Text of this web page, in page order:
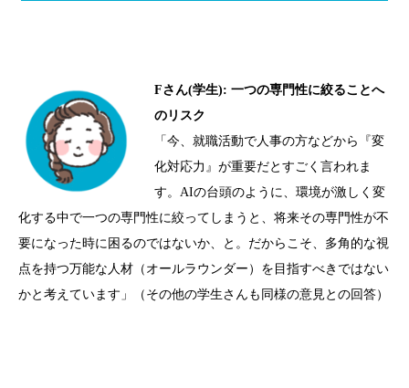
Fさん(学生): 一つの専門性に絞ることへ
のリスク
「今、就職活動で人事の方などから『変
化対応力』が重要だとすごく言われま
す。 AIの台頭のように、環境が激しく変
化する中で一つの専門性に絞ってしまうと、将来その専門性が不
要になった時に困るのではないか、と。だからこそ、多角的な視
点を持つ万能な人材（オールラウンダー）を目指すべきではない
かと考えています」（その他の学生さんも同様の意見との回答）